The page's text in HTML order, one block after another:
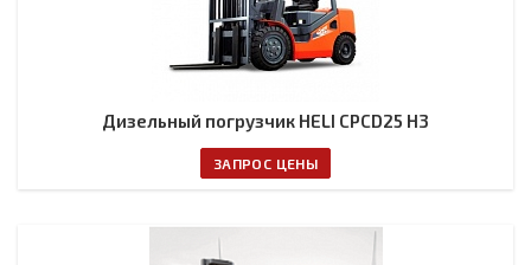
Дизельный погрузчик HELI CPCD25 H3
ЗАПРОС ЦЕНЫ